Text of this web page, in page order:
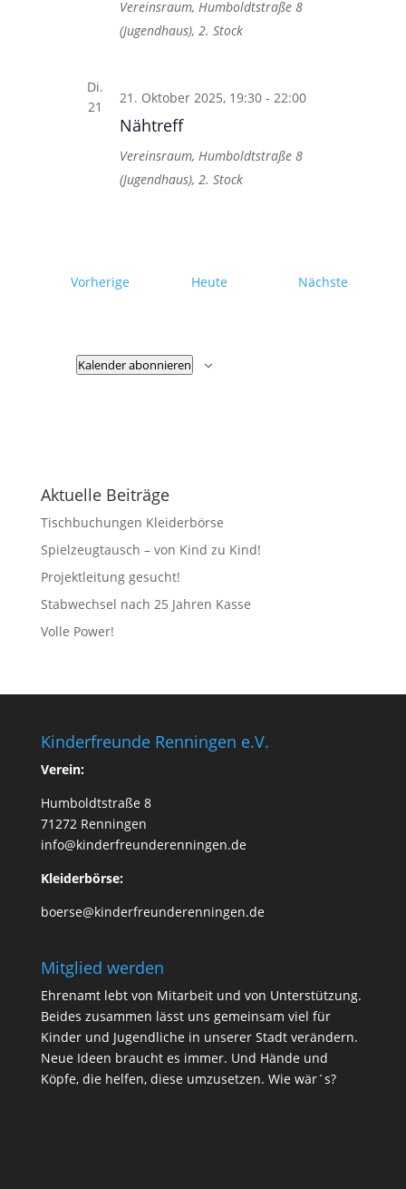
Vereinsraum, Humboldtstraße 8
(Jugendhaus), 2. Stock
Di.
21
Nähtreff
21. Oktober 2025, 19:30 -22:00
Vereinsraum, Humboldtstraße 8
(Jugendhaus), 2. Stock
Vorherige Veranstaltungen
Heute Nächste
Kalender abonnieren
Aktuelle Beiträge
Tischbuchungen Kleiderbörse
Spielzeugtausch – von Kind zu Kind!
Projektleitung gesucht!
Stabwechsel nach 25 Jahren Kasse
Volle Power!
Kinderfreunde Renningen e.V.
Verein:
Humboldtstraße 8
71272 Renningen
info@kinderfreunderenningen.de
Kleiderbörse:
boerse@kinderfreunderenningen.de
Mitglied werden
Ehrenamt lebt von Mitarbeit und von Unterstützung.
Beides zusammen lässt uns gemeinsam viel für
Kinder und Jugendliche in unserer Stadt verändern.
Neue Ideen braucht es immer. Und Hände und
Köpfe, die helfen, diese umzusetzen. Wie wär´s?